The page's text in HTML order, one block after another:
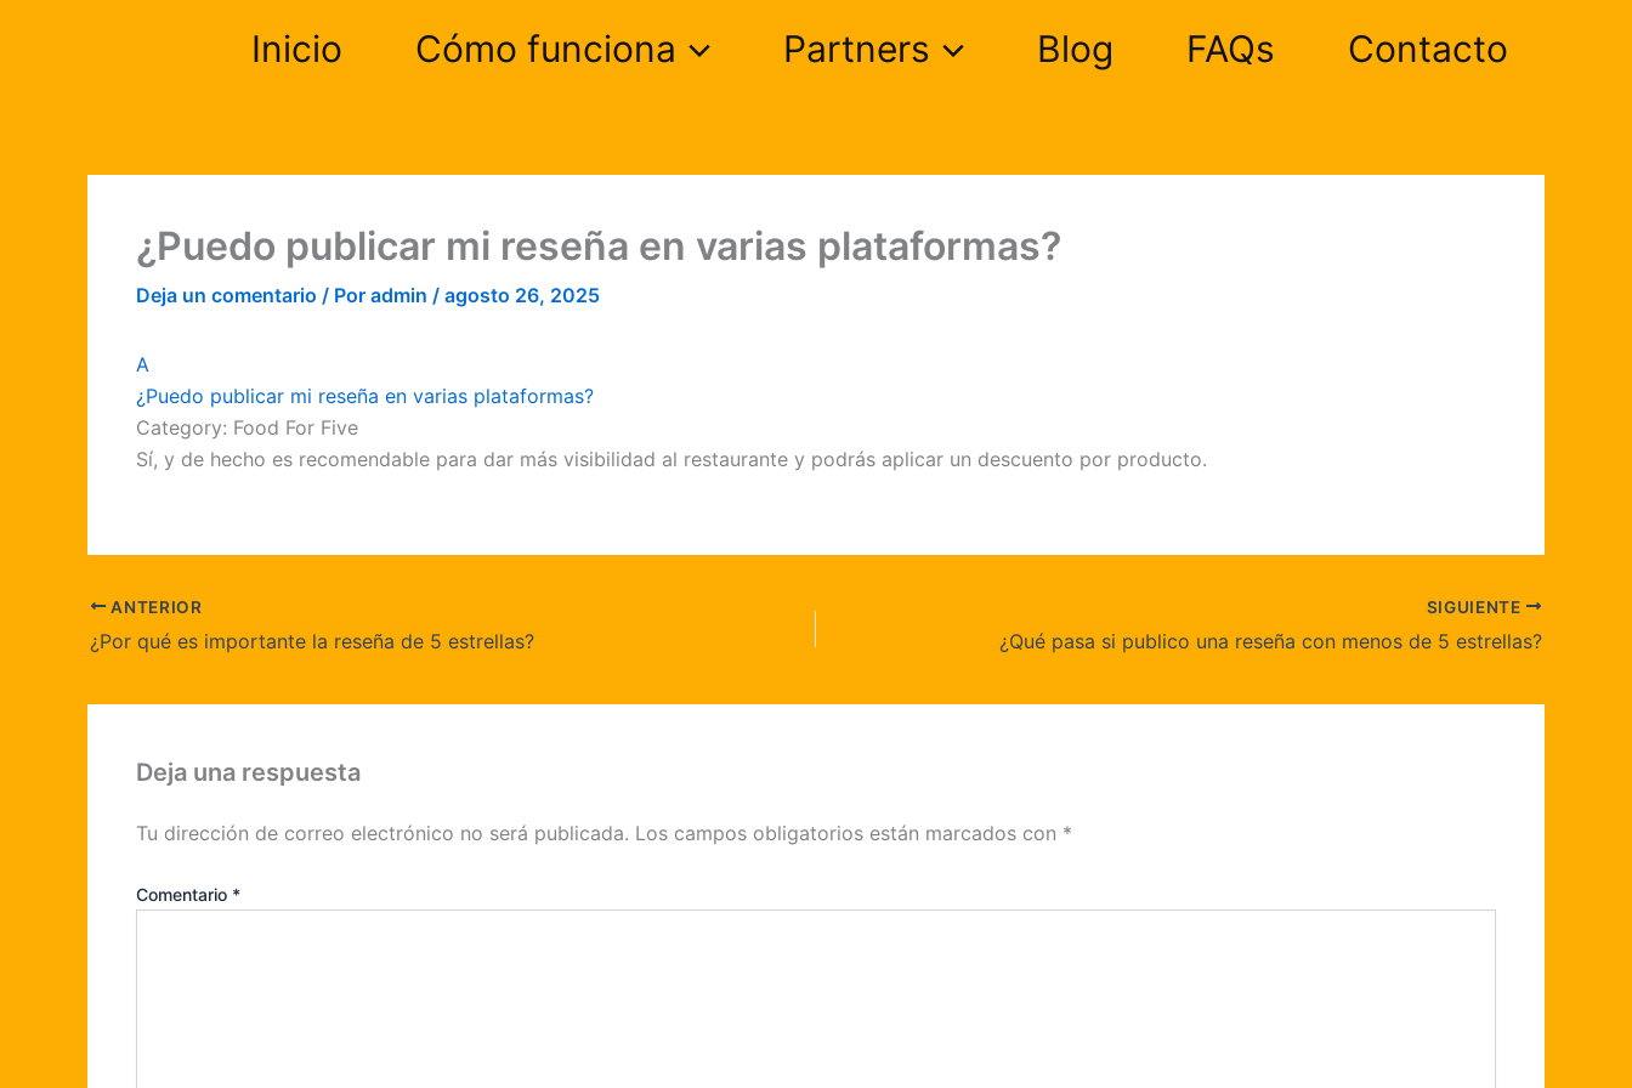
Inicio Cómo funciona Partners Blog FAQs Contacto
¿Puedo publicar mi reseña en varias plataformas?
Deja un comentario / Por admin / agosto 26, 2025
A
¿Puedo publicar mi reseña en varias plataformas?
Category: Food For Five
Sí, y de hecho es recomendable para dar más visibilidad al restaurante y podrás aplicar un descuento por producto.
ANTERIOR
¿Por qué es importante la reseña de 5 estrellas?
SIGUIENTE
¿Qué pasa si publico una reseña con menos de 5 estrellas?
Deja una respuesta
Tu dirección de correo electrónico no será publicada. Los campos obligatorios están marcados con *
Comentario *